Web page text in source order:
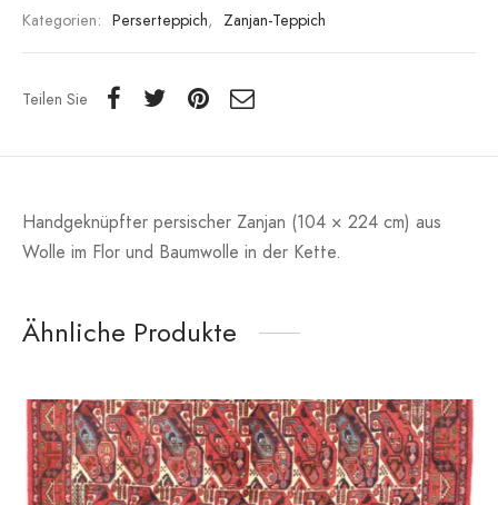
Kategorien: Perserteppich, Zanjan-Teppich
Teilen Sie
Handgeknüpfter persischer Zanjan (104 × 224 cm) aus
Wolle im Flor und Baumwolle in der Kette.
Ähnliche Produkte